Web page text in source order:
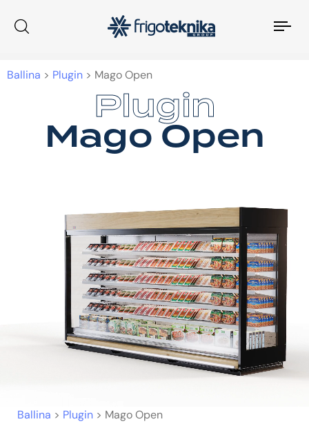
Ballina > Plugin > Mago Open
Plugin
Plugin
Mago Open
Ballina > Plugin > Mago Open